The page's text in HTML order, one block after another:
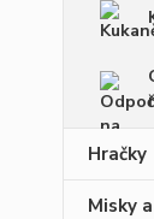
Hračky
Misky